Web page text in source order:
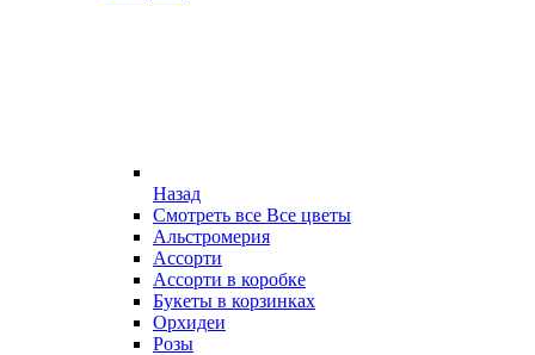
Назад
Смотреть все Все цветы
Альстромерия
Ассорти
Ассорти в коробке
Букеты в корзинках
Орхидеи
Розы